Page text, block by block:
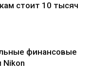
стоит 10 тысяч
финансовые
Nikon